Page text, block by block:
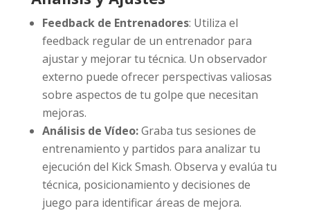
Feedback de Entrenadores: Utiliza el
feedback regular de un entrenador para
ajustar y mejorar tu técnica. Un observador
externo puede ofrecer perspectivas valiosas
sobre aspectos de tu golpe que necesitan
mejoras.
Análisis de Vídeo:Graba tus sesiones de
entrenamiento y partidos para analizar tu
ejecución del Kick Smash. Observa y evalúa tu
técnica, posicionamiento y decisiones de
juego para identificar áreas de mejora.